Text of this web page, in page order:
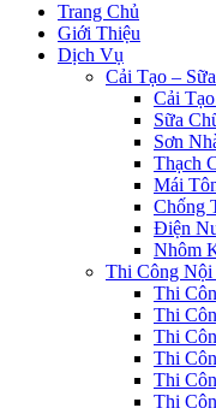
Trang Chủ
Giới Thiệu
Dịch Vụ
Cải Tạo –
Cải
Sữa
Sơn
Thạch
Mái
Chống
Điện
Nhôm
Thi Công Nội
Thi
Thi
Thi
Thi
Thi
Thi